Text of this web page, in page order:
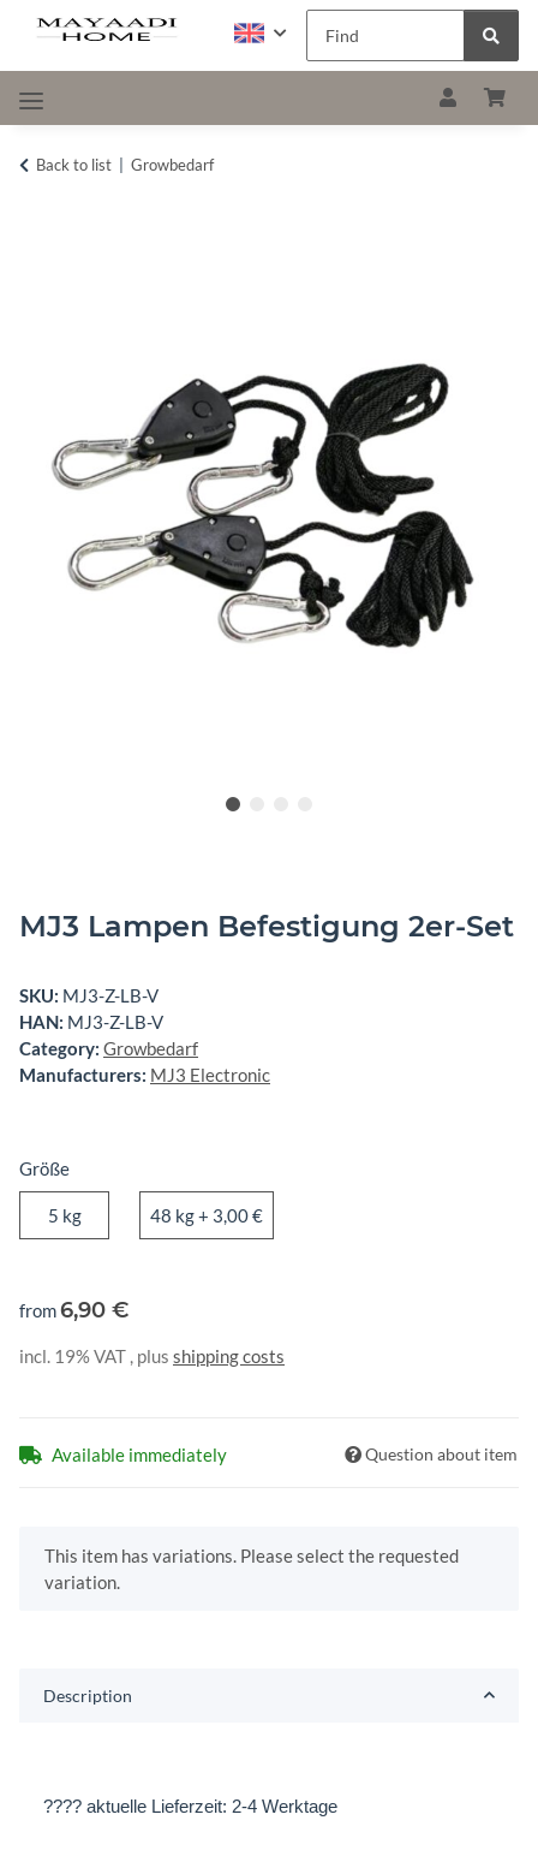
Back to list Growbedarf
MJ3 Lampen Befestigung 2er-Set
SKU: MJ3-Z-LB-V
HAN: MJ3-Z-LB-V
Category: Growbedarf
Manufacturers: MJ3 Electronic
Größe
5 kg5 kg 48 kg48 kg
+ 3,00 €
from6,90 €
incl. 19% VAT , plus shipping costs
Available immediately Question about item
x
This item has variations. Please select the requested
variation.
Description
???? aktuelle Lieferzeit: 2-4 Werktage